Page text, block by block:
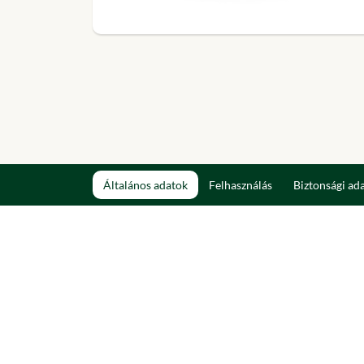
Általános adatok Felhasználás Biztonsági